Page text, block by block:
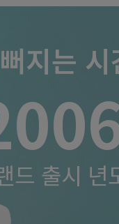
지는
드 출시 년